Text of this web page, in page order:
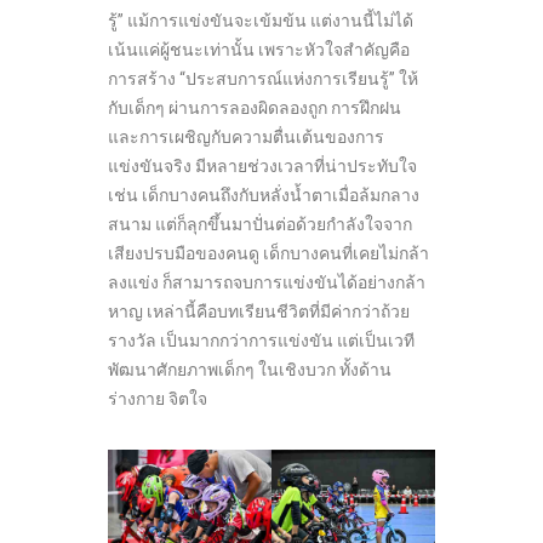
รู้” แม้การแข่งขันจะเข้มข้น แต่งานนี้ไม่ได้
เน้นแค่ผู้ชนะเท่านั้น เพราะหัวใจสำคัญคือ
การสร้าง “ประสบการณ์แห่งการเรียนรู้” ให้
กับเด็กๆ ผ่านการลองผิดลองถูก การฝึกฝน
และการเผชิญกับความตื่นเต้นของการ
แข่งขันจริง มีหลายช่วงเวลาที่น่าประทับใจ
เช่น เด็กบางคนถึงกับหลั่งน้ำตาเมื่อล้มกลาง
สนาม แต่ก็ลุกขึ้นมาปั่นต่อด้วยกำลังใจจาก
เสียงปรบมือของคนดู เด็กบางคนที่เคยไม่กล้า
ลงแข่ง ก็สามารถจบการแข่งขันได้อย่างกล้า
หาญ เหล่านี้คือบทเรียนชีวิตที่มีค่ากว่าถ้วย
รางวัล เป็นมากกว่าการแข่งขัน แต่เป็นเวที
พัฒนาศักยภาพเด็กๆ ในเชิงบวก ทั้งด้าน
ร่างกาย จิตใจ